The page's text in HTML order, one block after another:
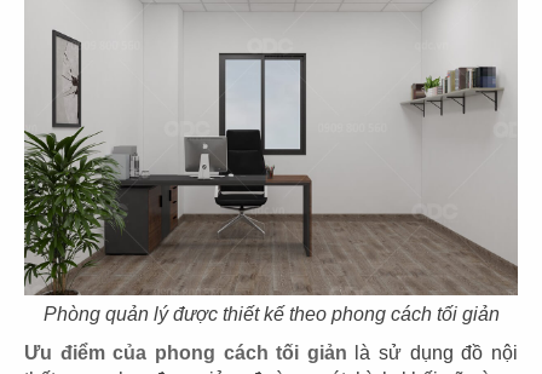
Phòng quản lý được thiết kế theo phong cách tối giản
Ưu điểm của phong cách tối giản
là sử dụng đồ nội
Chủ đầu tư: Elmich Vietnam
Diện tích: 200m2
Địa điểm: 1039 CMT8, Phường 7, Quận Tân Bình,
TP.HCM
CHI TIẾT
01 02 03 04 05